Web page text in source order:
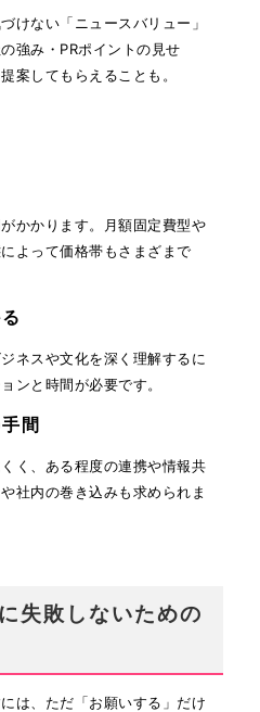
けない「ニュースバリュー」
強み・PRポイントの見せ
案してもらえることも。
かかります。月額固定費型や
よって価格帯もさまざまで
ネスや文化を深く理解するに
ンと時間が必要です。
間
く、ある程度の連携や情報共
社内の巻き込みも求められま
失敗しないための
は、ただ「お願いする」だけ